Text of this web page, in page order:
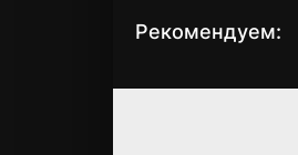
Рекомендуем:
Меня зовут Дэвид